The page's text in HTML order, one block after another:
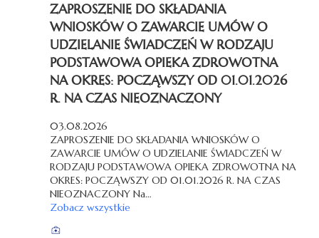
ZAPROSZENIE DO SKŁADANIA
WNIOSKÓW O ZAWARCIE UMÓW O
UDZIELANIE ŚWIADCZEŃ W RODZAJU
PODSTAWOWA OPIEKA ZDROWOTNA
NA OKRES: POCZĄWSZY OD 01.01.2026
R. NA CZAS NIEOZNACZONY
03.08.2026
ZAPROSZENIE DO SKŁADANIA WNIOSKÓW O
ZAWARCIE UMÓW O UDZIELANIE ŚWIADCZEŃ W
RODZAJU PODSTAWOWA OPIEKA ZDROWOTNA NA
OKRES: POCZĄWSZY OD 01.01.2026 R. NA CZAS
NIEOZNACZONY Na…
Zobacz wszystkie